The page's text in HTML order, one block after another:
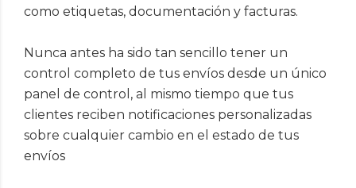
como etiquetas, documentación y facturas.
Nunca antes ha sido tan sencillo tener un
control completo de tus envíos desde un único
panel de control, al mismo tiempo que tus
clientes reciben notificaciones personalizadas
sobre cualquier cambio en el estado de tus
envíos